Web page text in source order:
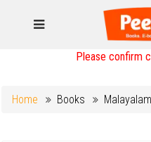
Please confirm
Home Books Malayalam